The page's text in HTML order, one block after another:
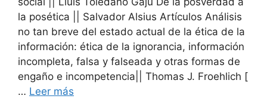
la posética || Salvador Alsius Artículos Análisis
no tan breve del estado actual de la ética de la
información: ética de la ignorancia, información
incompleta, falsa y falseada y otras formas de
engaño e incompetencia|| Thomas J. Froehlich [
… Leer más